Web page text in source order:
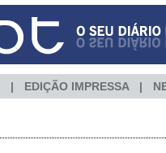
EDIÇÃO IMPRESSA